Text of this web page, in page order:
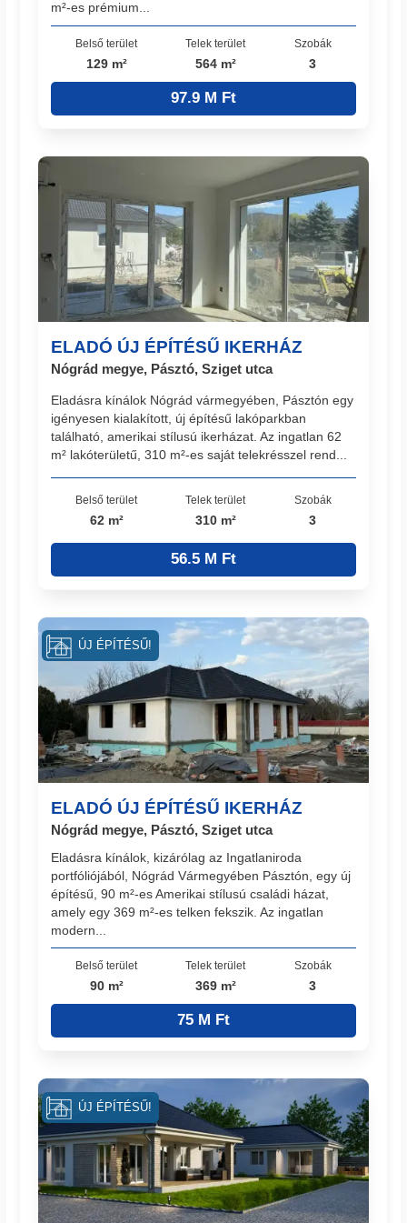
m²-es prémium...
Belső terület
129 m²
Telek terület
564 m²
Szobák
3
97.9 M Ft
ELADÓ ÚJ ÉPÍTÉSŰ IKERHÁZ
Nógrád megye, Pásztó, Sziget utca
Eladásra kínálok Nógrád vármegyében, Pásztón egy
igényesen kialakított, új építésű lakóparkban
található, amerikai stílusú ikerházat. Az ingatlan 62
m² lakóterületű, 310 m²-es saját telekrésszel rend...
Belső terület
62 m²
Telek terület
310 m²
Szobák
3
56.5 M Ft
ELADÓ ÚJ ÉPÍTÉSŰ IKERHÁZ
Nógrád megye, Pásztó, Sziget utca
Eladásra kínálok, kizárólag az Ingatlaniroda
portfóliójából, Nógrád Vármegyében Pásztón, egy új
építésű, 90 m²-es Amerikai stílusú családi házat,
amely egy 369 m²-es telken fekszik. Az ingatlan
modern...
Belső terület
90 m²
Telek terület
369 m²
Szobák
3
75 M Ft
ÚJ ÉPÍTÉSŰ!
ÚJ ÉPÍTÉSŰ!